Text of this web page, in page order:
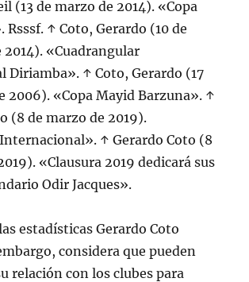
(13 de marzo de 2014). «Copa
Rsssf. ↑ Coto, Gerardo (10 de
«Cuadrangular
Diriamba». ↑ Coto, Gerardo (17
2006). «Copa Mayid Barzuna». ↑
(8 de marzo de 2019).
↑ Gerardo Coto (8
«Clausura 2019 dedicará sus
Odir Jacques».
estadísticas Gerardo Coto
considera que pueden
relación con los clubes para